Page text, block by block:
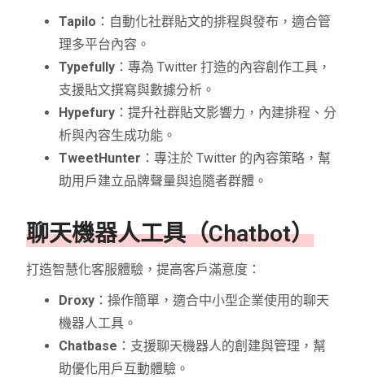
Tapilo ：自動化社群貼文的排程與發布，適合管
理多平台內容。
Typefully ：專為 Twitter 打造的內容創作工具，
支援貼文撰寫與數據分析。
Hypefury ：提升社群貼文影響力，內建排程、分
析與內容生成功能。
TweetHunter ：專注於 Twitter 的內容策略，幫
助用戶建立品牌聲量與追隨者群體。
聊天機器人工具（Chatbot）
打造智慧化客服體驗，提高客戶滿意度：
Droxy ：操作簡單，適合中小型企業使用的聊天
機器人工具。
Chatbase ：支援聊天機器人的創建與管理，幫
助優化用戶互動體驗。